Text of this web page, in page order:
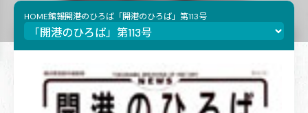
HOME館報開港のひろば 「開港のひろば」第113号